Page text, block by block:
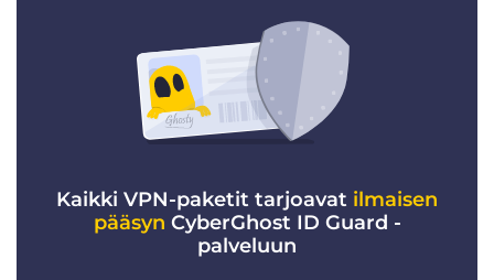
Kaikki VPN-paketit tarjoavat ilmaisen
pääsyn CyberGhost ID Guard -
palveluun